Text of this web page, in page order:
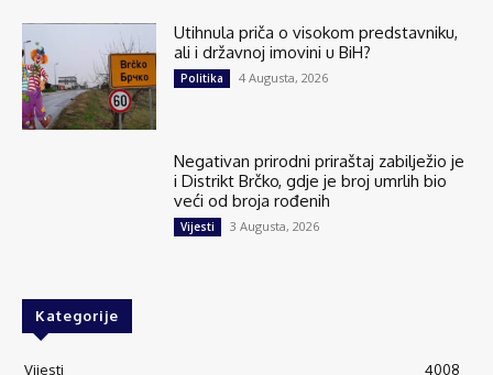
Utihnula priča o visokom predstavniku,
ali i državnoj imovini u BiH?
Politika 4 Augusta, 2026
Negativan prirodni priraštaj zabilježio je
i Distrikt Brčko, gdje je broj umrlih bio
veći od broja rođenih
Vijesti 3 Augusta, 2026
Kategorije
Vijesti 4008